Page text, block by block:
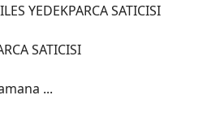
YEDEKPARCA SATICISI
SATICISI
...